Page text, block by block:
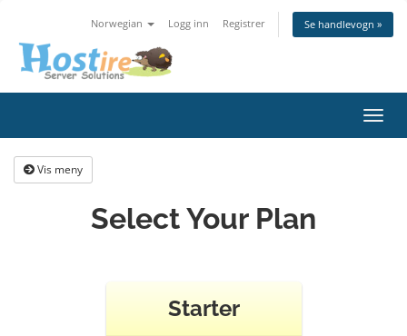
Norwegian Logg inn Registrer Se handlevogn »
Bytt
Vis meny
Select Your Plan
Starter